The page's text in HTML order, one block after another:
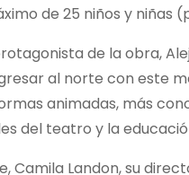
de 25 niños y niñas
de la obra,
al norte con este
animadas, más
del teatro y la
Camila Landon, su